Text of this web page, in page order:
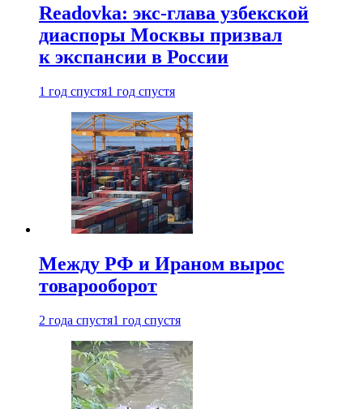
Readovka: экс-глава узбекской
диаспоры Москвы призвал
к экспансии в России
1 год спустя1 год спустя
Между РФ и Ираном вырос
товарооборот
2 года спустя1 год спустя